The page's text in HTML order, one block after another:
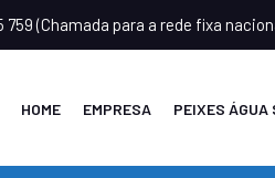
759 (Chamada para a rede fixa
HOME EMPRESA PEIXES ÁGUA